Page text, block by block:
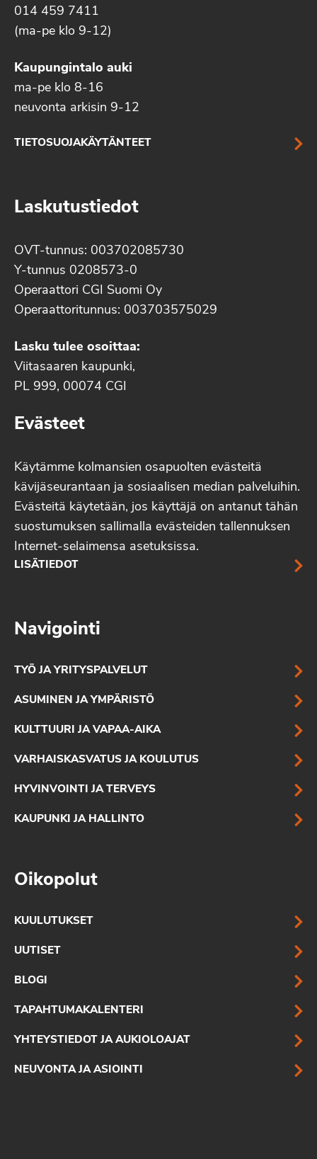
014 459 7411
(ma-pe klo 9-12)
Kaupungintalo auki
ma-pe klo 8-16
neuvonta arkisin 9-12
TIETOSUOJAKÄYTÄNTEET
Laskutustiedot
OVT-tunnus: 003702085730
Y-tunnus 0208573-0
Operaattori CGI Suomi Oy
Operaattoritunnus: 003703575029
Lasku tulee osoittaa:
Viitasaaren kaupunki,
PL 999, 00074 CGI
Evästeet
Käytämme kolmansien osapuolten evästeitä
kävijäseurantaan ja sosiaalisen median palveluihin.
Evästeitä käytetään, jos käyttäjä on antanut tähän
suostumuksen sallimalla evästeiden tallennuksen
Internet-selaimensa asetuksissa.
LISÄTIEDOT
Navigointi
TYÖ JA YRITYSPALVELUT
ASUMINEN JA YMPÄRISTÖ
KULTTUURI JA VAPAA-AIKA
VARHAISKASVATUS JA KOULUTUS
HYVINVOINTI JA TERVEYS
KAUPUNKI JA HALLINTO
Oikopolut
KUULUTUKSET
UUTISET
BLOGI
TAPAHTUMAKALENTERI
YHTEYSTIEDOT JA AUKIOLOAJAT
NEUVONTA JA ASIOINTI